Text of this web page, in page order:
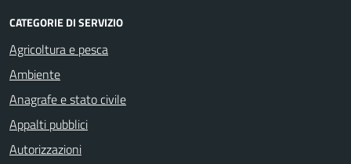
CATEGORIE DI SERVIZIO
Agricoltura e pesca
Ambiente
Anagrafe e stato civile
Appalti pubblici
Autorizzazioni